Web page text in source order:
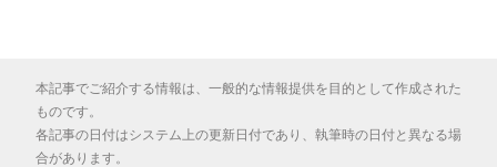
本記事でご紹介する情報は、一般的な情報提供を目的として作成された
ものです。
各記事の日付はシステム上の更新日付であり、執筆時の日付と異なる場
合があります。